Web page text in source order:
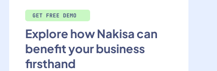
GET FREE DEMO
Explore how Nakisa can
benefit your business
firsthand